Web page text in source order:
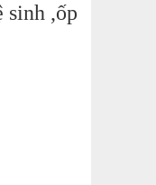
sinh ,ốp